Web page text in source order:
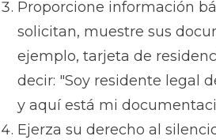
Proporcione información
solicitan, muestre sus
ejemplo, tarjeta de
decir: "Soy residente legal
y aquí está mi
Ejerza su derecho al